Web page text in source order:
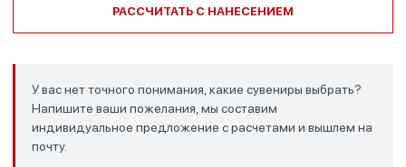
РАССЧИТАТЬ С НАНЕСЕНИЕМ
У вас нет точного понимания, какие сувениры выбрать?
Напишите ваши пожелания, мы составим
индивидуальное предложение с расчетами и вышлем на
почту.